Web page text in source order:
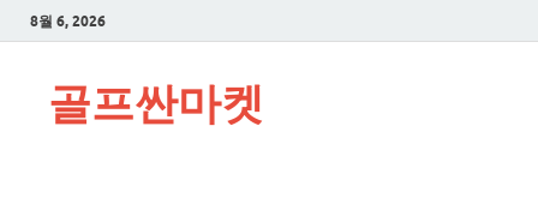
8월 6, 2026
골프싼마켓